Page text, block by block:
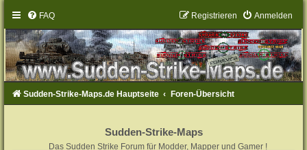
FAQ Anmelden
Registrieren
Sudden-Strike-Maps.de Hauptseite Foren-Übersicht
Sudden-Strike-Maps
Das Sudden Strike Forum für Modder, Mapper und Gamer !